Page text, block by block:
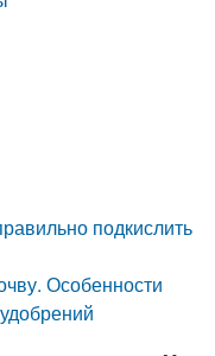
подкислить
Особенности